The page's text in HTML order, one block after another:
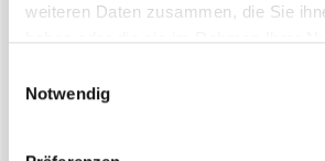
weiteren Daten zusammen, die Sie
haben oder die sie im Rahmen Ihrer
Notwendig